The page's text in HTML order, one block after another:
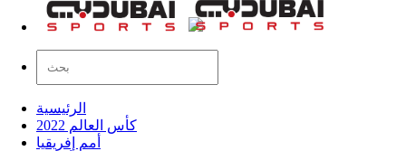
الرئيسية
كأس العالم 2022
أمم إفريقيا